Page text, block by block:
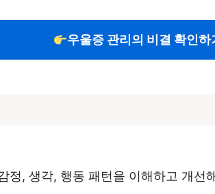
우울증 관리의 비결 확인하
정, 생각, 행동 패턴을 이해하고 개